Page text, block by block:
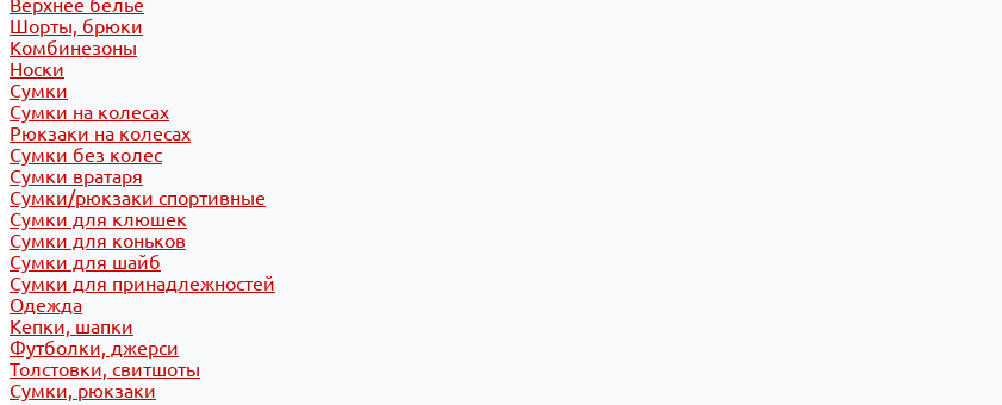
Верхнее белье
Шорты, брюки
Комбинезоны
Носки
Сумки
Сумки на колесах
Рюкзаки на колесах
Сумки без колес
Сумки вратаря
Сумки/рюкзаки спортивные
Сумки для клюшек
Сумки для коньков
Сумки для шайб
Сумки для принадлежностей
Одежда
Кепки, шапки
Футболки, джерси
Толстовки, свитшоты
Сумки, рюкзаки